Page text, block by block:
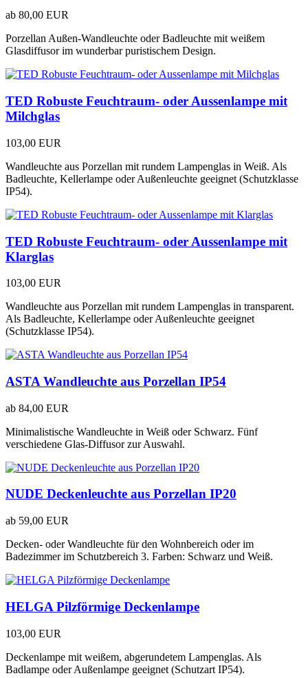
ab 80,00 EUR
Porzellan Außen-Wandleuchte oder Badleuchte mit weißem
Glasdiffusor im wunderbar puristischem Design.
TED Robuste Feuchtraum- oder Aussenlampe mit
Milchglas
103,00 EUR
Wandleuchte aus Porzellan mit rundem Lampenglas in Weiß. Als
Badleuchte, Kellerlampe oder Außenleuchte geeignet (Schutzklasse
IP54).
TED Robuste Feuchtraum- oder Aussenlampe mit
Klarglas
103,00 EUR
Wandleuchte aus Porzellan mit rundem Lampenglas in transparent.
Als Badleuchte, Kellerlampe oder Außenleuchte geeignet
(Schutzklasse IP54).
ASTA Wandleuchte aus Porzellan IP54
ab 84,00 EUR
Minimalistische Wandleuchte in Weiß oder Schwarz. Fünf
verschiedene Glas-Diffusor zur Auswahl.
NUDE Deckenleuchte aus Porzellan IP20
ab 59,00 EUR
Decken- oder Wandleuchte für den Wohnbereich oder im
Badezimmer im Schutzbereich 3. Farben: Schwarz und Weiß.
HELGA Pilzförmige Deckenlampe
103,00 EUR
Deckenlampe mit weißem, abgerundetem Lampenglas. Als
Badlampe oder Außenlampe geeignet (Schutzart IP54).